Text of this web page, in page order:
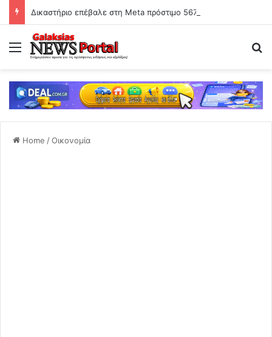
Menu
Home /Οικονομία